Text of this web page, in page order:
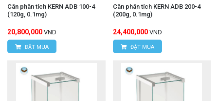
Cân phân tích KERN ADB 100-4
(120g, 0.1mg)
20,800,000 VND
ĐẶT MUA
Cân phân tích KERN ADB 200-4
(200g, 0.1mg)
24,400,000 VND
ĐẶT MUA